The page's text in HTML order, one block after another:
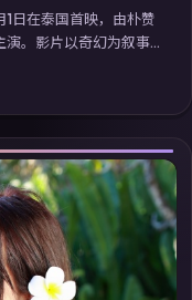
日在泰国首映，由朴赞
演。影片以奇幻为叙事
破；摄影与配乐强化
清电视剧在线看」延
剧体验。